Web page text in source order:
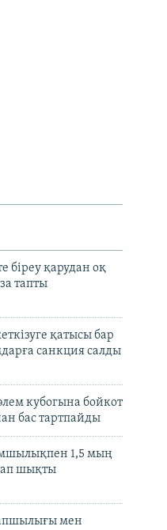
біреу қарудан оқ
тапты
қатысы бар
санкция салды
кубогына бойкот
бас тартпайды
1,5 мың
шықты
мен